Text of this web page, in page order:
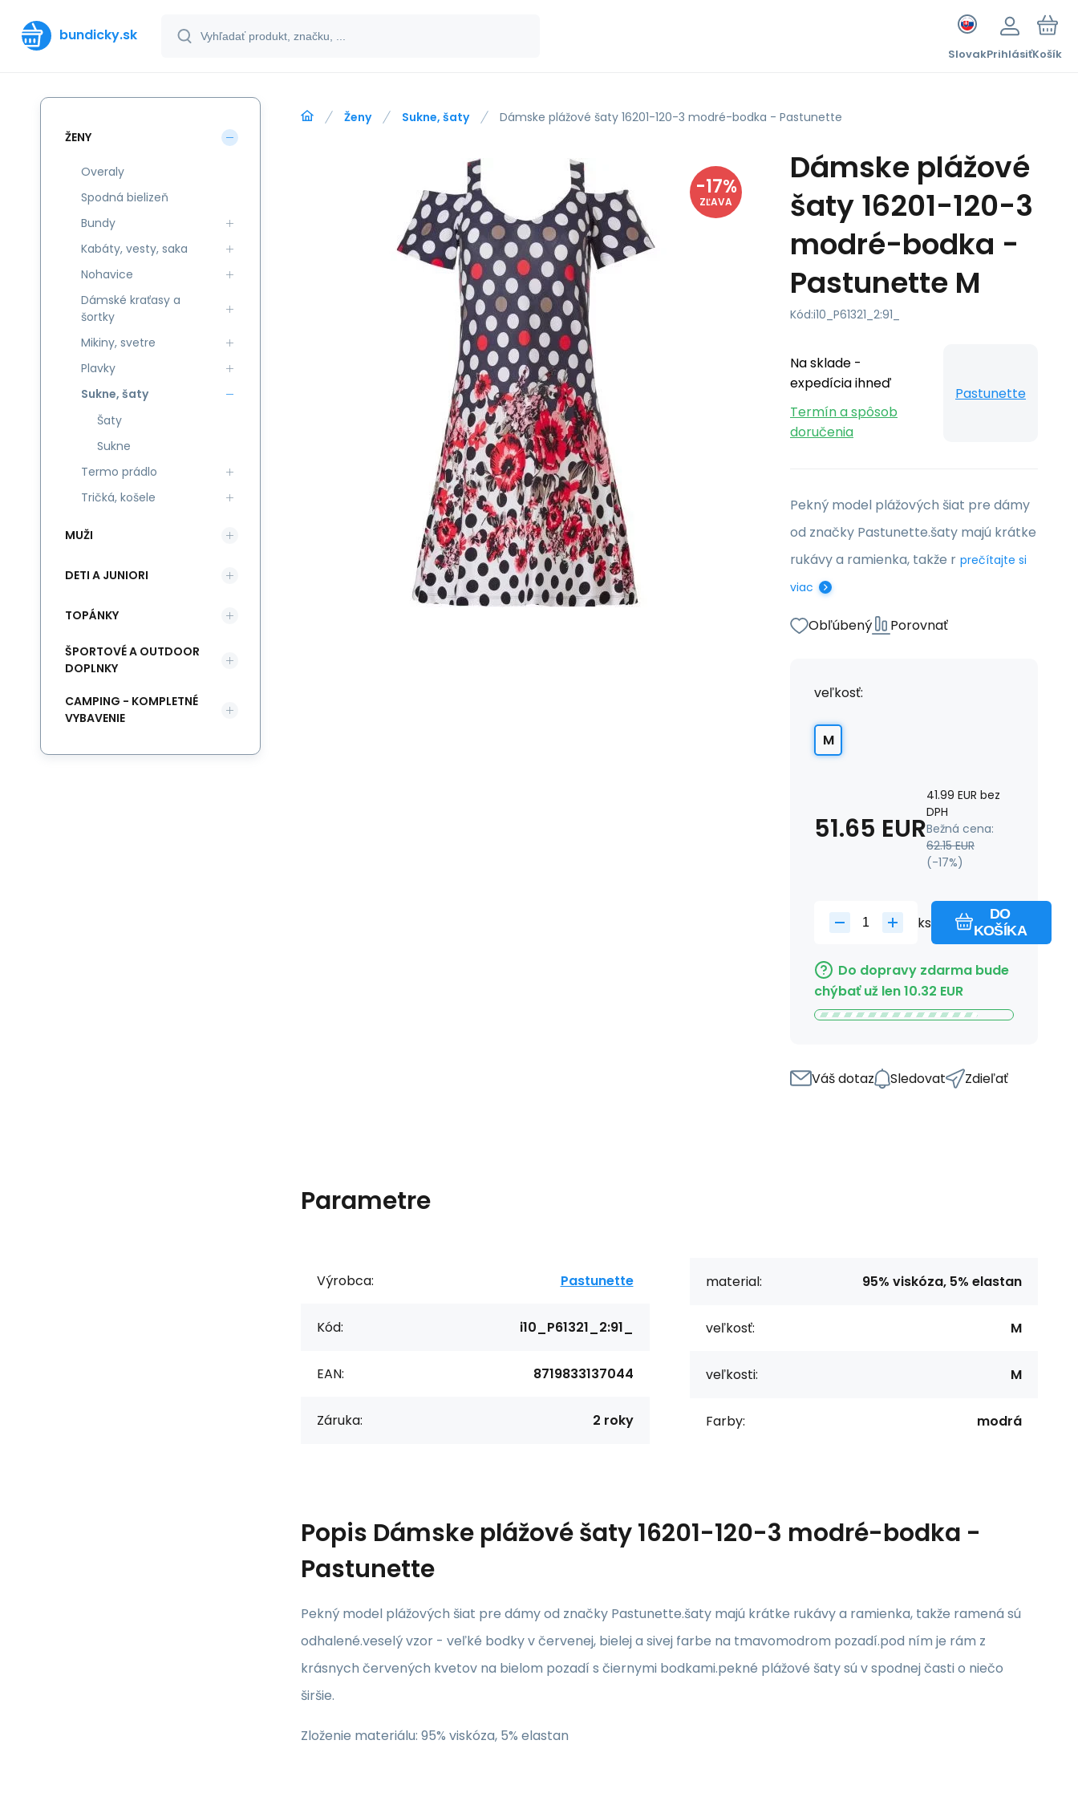
bundicky.sk
SlovakPrihlásiťKošík
Ženy Sukne, šaty Dámske plážové šaty 16201-120-3 modré-bodka - Pastunette
-17%
ZĽAVA
Dámske plážové
šaty 16201-120-3
modré-bodka -
Pastunette M
Kód:i10_P61321_2:91_
Na sklade -
expedícia ihneď
Termín a spôsob
doručenia
Pastunette
Pekný model plážových šiat pre dámy
od značky Pastunette.šaty majú krátke
rukávy a ramienka, takže r prečítajte si
viac
Obľúbený Porovnať
veľkosť:
M
51.65 EUR
41.99 EUR bez
DPH
Bežná cena:
62.15 EUR
(-17%)
ks
DO
KOŠÍKA
Do dopravy zdarma bude
chýbať už len10.32 EUR
Váš dotaz Sledovat Zdieľať
Parametre
Výrobca: Pastunette
Kód: i10_P61321_2:91_
EAN: 8719833137044
Záruka: 2 roky
material: 95% viskóza, 5% elastan
veľkosť: M
veľkosti: M
Farby: modrá
Popis Dámske plážové šaty 16201-120-3 modré-bodka -
Pastunette
Pekný model plážových šiat pre dámy od značky Pastunette.šaty majú krátke rukávy a ramienka, takže ramená sú
odhalené.veselý vzor - veľké bodky v červenej, bielej a sivej farbe na tmavomodrom pozadí.pod ním je rám z
krásnych červených kvetov na bielom pozadí s čiernymi bodkami.pekné plážové šaty sú v spodnej časti o niečo
širšie.
Zloženie materiálu: 95% viskóza, 5% elastan
ŽENY
Overaly
Spodná bielizeň
Bundy
Kabáty, vesty, saka
Nohavice
Dámské kraťasy a
šortky
Mikiny, svetre
Plavky
Sukne, šaty
Šaty
Sukne
Termo prádlo
Tričká, košele
MUŽI
DETI A JUNIORI
TOPÁNKY
ŠPORTOVÉ A OUTDOOR
DOPLNKY
CAMPING - KOMPLETNÉ
VYBAVENIE